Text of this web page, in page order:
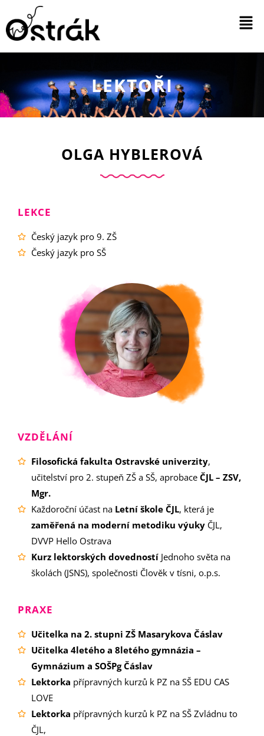
LEKTOŘI
OLGA HYBLEROVÁ
LEKCE
Český jazyk pro 9. ZŠ
Český jazyk pro SŠ
VZDĚLÁNÍ
Filosofická fakulta Ostravské univerzity,
učitelství pro 2. stupeň ZŠ a SŠ, aprobace ČJL – ZSV,
Mgr.
Každoroční účast na Letní škole ČJL, která je
zaměřená na moderní metodiku výukyČJL,
DVVP Hello Ostrava
Kurz lektorských dovednostíJednoho světa na
školách (JSNS), společnosti Člověk v tísni, o.p.s.
PRAXE
Učitelka na 2. stupni ZŠ Masarykova Čáslav
Učitelka 4letého a 8letého gymnázia –
Gymnázium a SOŠPg Čáslav
Lektorka přípravných kurzů k PZ na SŠ EDU CAS
LOVE
Lektorka přípravných kurzů k PZ na SŠ Zvládnu to
ČJL,